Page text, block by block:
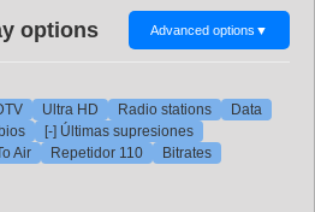
options Advanced options ▼
Ultra HD Radio stations
Data
[-] Últimas supresiones
Air
Repetidor 110 Bitrates